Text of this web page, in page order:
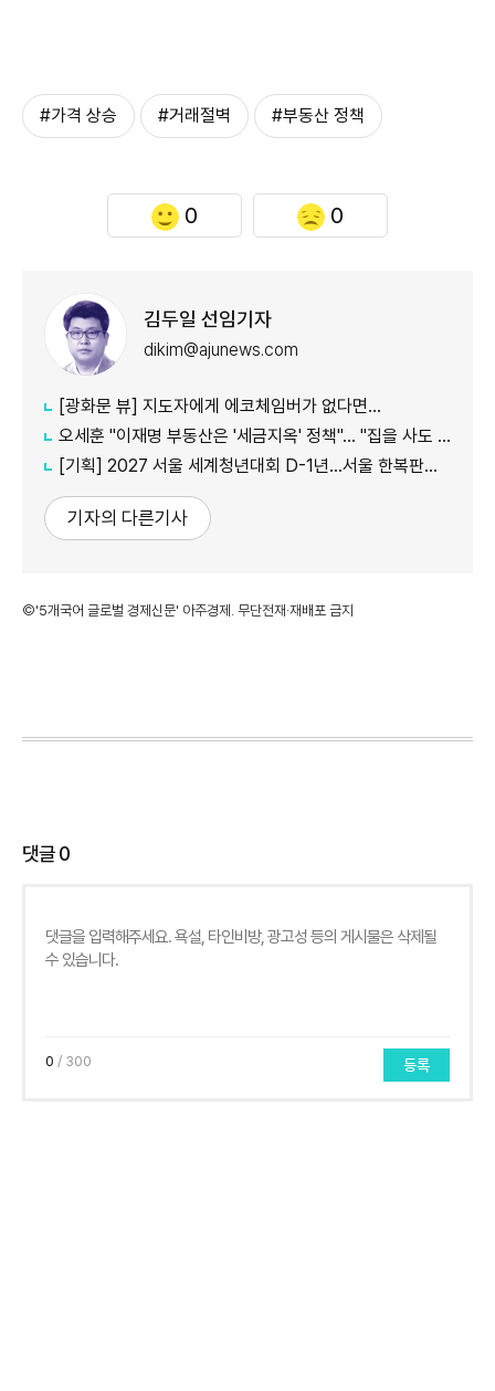
#가격 상승 #거래절벽 #부동산 정책
0 0
김두일 선임기자
dikim@ajunews.com
[광화문 뷰] 지도자에게 에코체임버가 없다면…
오세훈 "이재명 부동산은 '세금지옥' 정책"… "집을 사도 팔아도 세금만 늘어"
[기획] 2027 서울 세계청년대회 D-1년…서울 한복판에서 만나는 '가톨릭 문화의 모든 것'
기자의 다른기사
©'5개국어 글로벌 경제신문' 아주경제. 무단전재·재배포 금지
댓글0
0 / 300 등록